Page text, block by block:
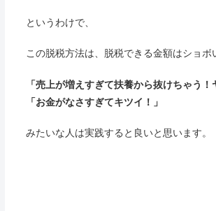
というわけで、
この脱税方法は、脱税できる金額はショボ
「売上が増えすぎて扶養から抜けちゃう！
「お金がなさすぎてキツイ！」
みたいな人は実践すると良いと思います。